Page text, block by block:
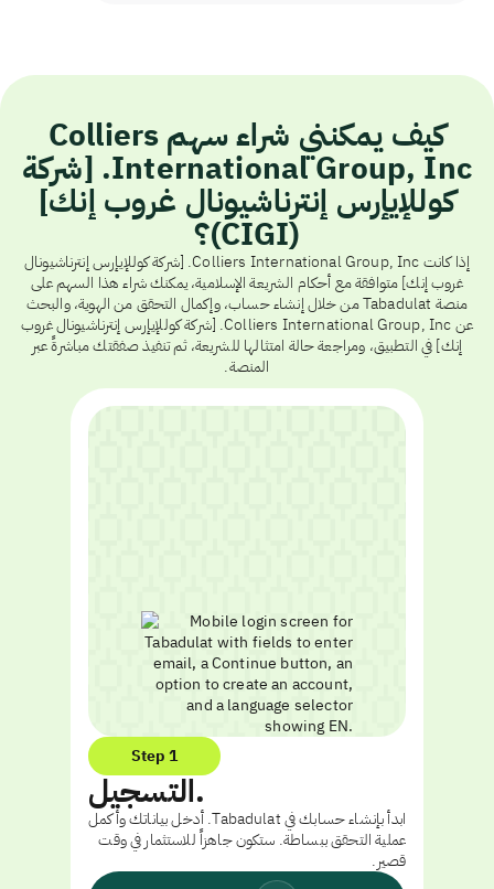
كيف يمكنني شراء سهم Colliers
International Group, Inc. [شركة
كوللإيإرس إنترناشيونال غروب إنك]
(CIGI)؟
إذا كانت Colliers International Group, Inc. [شركة كوللإيإرس إنترناشيونال
غروب إنك] متوافقة مع أحكام الشريعة الإسلامية، يمكنك شراء هذا السهم على
منصة Tabadulat من خلال إنشاء حساب، وإكمال التحقق من الهوية، والبحث
عن Colliers International Group, Inc. [شركة كوللإيإرس إنترناشيونال غروب
إنك] في التطبيق، ومراجعة حالة امتثالها للشريعة، ثم تنفيذ صفقتك مباشرةً عبر
المنصة.
Step 1
التسجيل.
ابدأ بإنشاء حسابك في Tabadulat. أدخل بياناتك وأكمل
عملية التحقق ببساطة. ستكون جاهزاً للاستثمار في وقت
قصير.